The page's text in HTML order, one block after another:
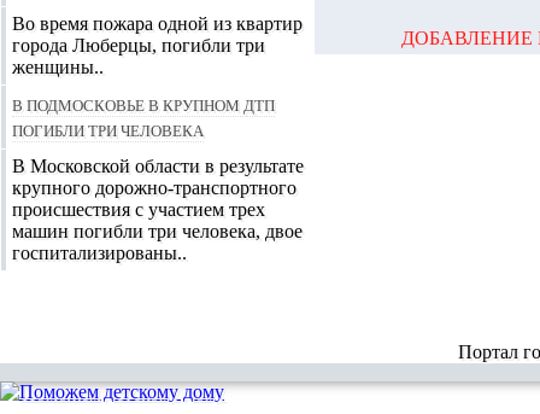
ДОБАВЛЕНИЕ
Во время пожара одной из квартир
города Люберцы, погибли три
женщины..
В Подмосковье в крупном ДТП
погибли три человека
В Московской области в результате
крупного дорожно-транспортного
происшествия с участием трех
машин погибли три человека, двое
госпитализированы..
Портал